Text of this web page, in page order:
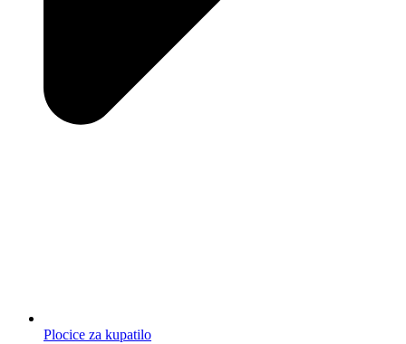
Plocice za kupatilo